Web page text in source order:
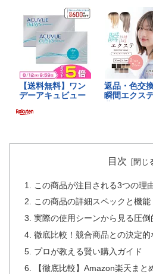
目次
この商品が注目される3つの理
この商品の詳細スペックと機能
実際の使用シーンから見る圧倒
徹底比較！競合商品との決定的
プロが教える賢い購入ガイド
【徹底比較】Amazon楽天ま